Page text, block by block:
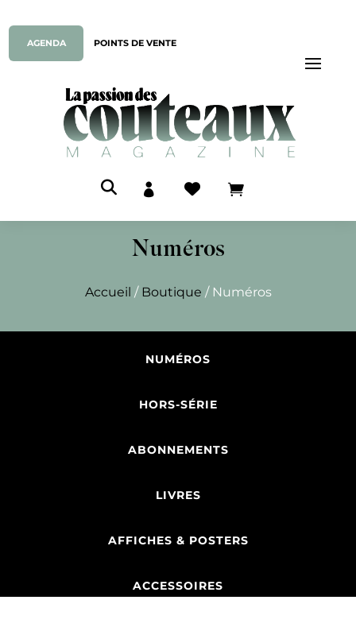
AGENDA POINTS DE VENTE
  
Numéros
Accueil / Boutique / Numéros
NUMÉROS
HORS-SÉRIE
ABONNEMENTS
LIVRES
AFFICHES & POSTERS
ACCESSOIRES